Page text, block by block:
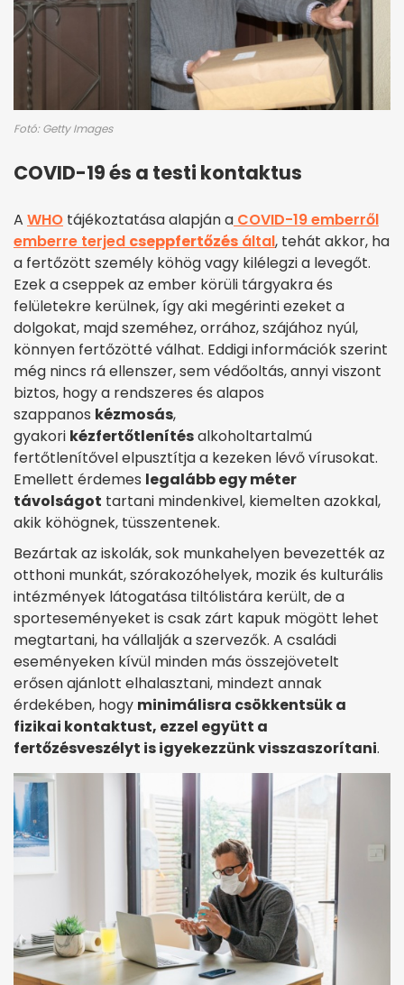
Fotó: Getty Images
COVID-19 és a testi kontaktus
A WHO tájékoztatása alapján a COVID-19 emberről
emberre terjed cseppfertőzés által, tehát akkor, ha
a fertőzött személy köhög vagy kilélegzi a levegőt.
Ezek a cseppek az ember körüli tárgyakra és
felületekre kerülnek, így aki megérinti ezeket a
dolgokat, majd szeméhez, orrához, szájához nyúl,
könnyen fertőzötté válhat. Eddigi információk szerint
még nincs rá ellenszer, sem védőoltás, annyi viszont
biztos, hogy a rendszeres és alapos
szappanos kézmosás,
gyakori kézfertőtlenítésalkoholtartalmú
fertőtlenítővel elpusztítja a kezeken lévő vírusokat.
Emellett érdemes legalább egy méter
távolságot tartani mindenkivel, kiemelten azokkal,
akik köhögnek, tüsszentenek.
Bezártak az iskolák, sok munkahelyen bevezették az
otthoni munkát, szórakozóhelyek, mozik és kulturális
intézmények látogatása tiltólistára került, de a
sporteseményeket is csak zárt kapuk mögött lehet
megtartani, ha vállalják a szervezők. A családi
eseményeken kívül minden más összejövetelt
erősen ajánlott elhalasztani, mindezt annak
érdekében, hogy minimálisra csökkentsük a
fizikai kontaktust, ezzel együtt a
fertőzésveszélyt is igyekezzünk visszaszorítani.